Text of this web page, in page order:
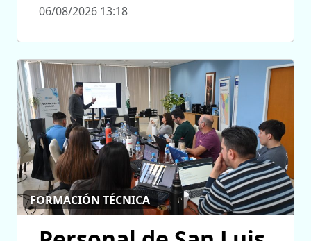
06/08/2026 13:18
FORMACIÓN TÉCNICA